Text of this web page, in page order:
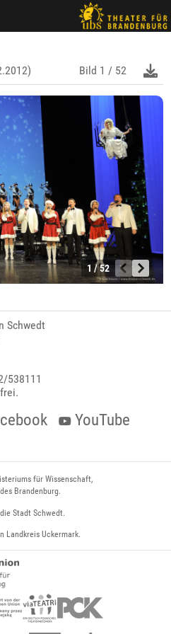
Bild 1 / 52
1 / 52
Schwedt
538111
YouTube
für Wissenschaft,
Brandenburg.
Stadt Schwedt.
Landkreis Uckermark.